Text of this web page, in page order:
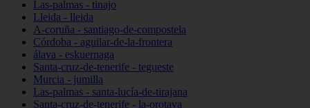
Las-palmas - tinajo
Lleida - lleida
A-coruña - santiago-de-compostela
Córdoba - aguilar-de-la-frontera
álava - eskuernaga
Santa-cruz-de-tenerife - tegueste
Murcia - jumilla
Las-palmas - santa-lucía-de-tirajana
Santa-cruz-de-tenerife - la-orotava